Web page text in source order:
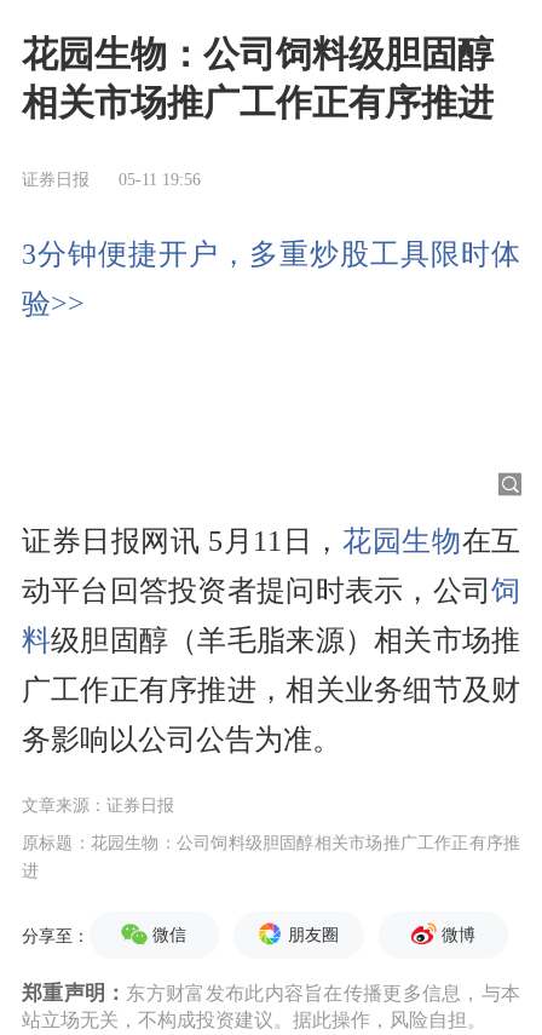
花园生物：公司饲料级胆固醇
相关市场推广工作正有序推进
证券日报 05-11 19:56
3分钟便捷开户，多重炒股工具限时体
验>>
证券日报网讯 5月11日，花园生物在互
动平台回答投资者提问时表示，公司饲
料级胆固醇（羊毛脂来源）相关市场推
广工作正有序推进，相关业务细节及财
务影响以公司公告为准。
文章来源：证券日报
原标题：花园生物：公司饲料级胆固醇相关市场推广工作正有序推
进
分享至： 微信 朋友圈 微博
郑重声明： 东方财富发布此内容旨在传播更多信息，与本
站立场无关，不构成投资建议。据此操作，风险自担。